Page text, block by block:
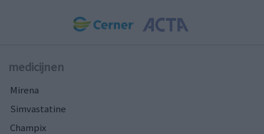
medicijnen
Mirena
Simvastatine
Champix